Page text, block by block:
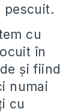
pescuit.
cu
în
și fiind
numai
cu